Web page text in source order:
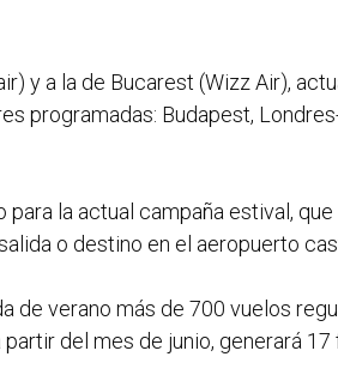
y a la de Bucarest (Wizz Air),
programadas: Budapest,
la actual campaña estival,
o destino en el aeropuerto
verano más de 700 vuelos
del mes de junio, generará